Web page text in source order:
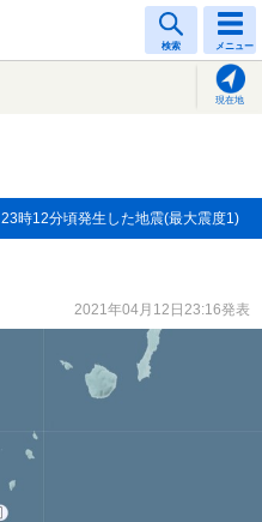
検索 メニュー
現在地
23時12分頃発生した地震(最大震度1)
2021年04月12日23:16発表